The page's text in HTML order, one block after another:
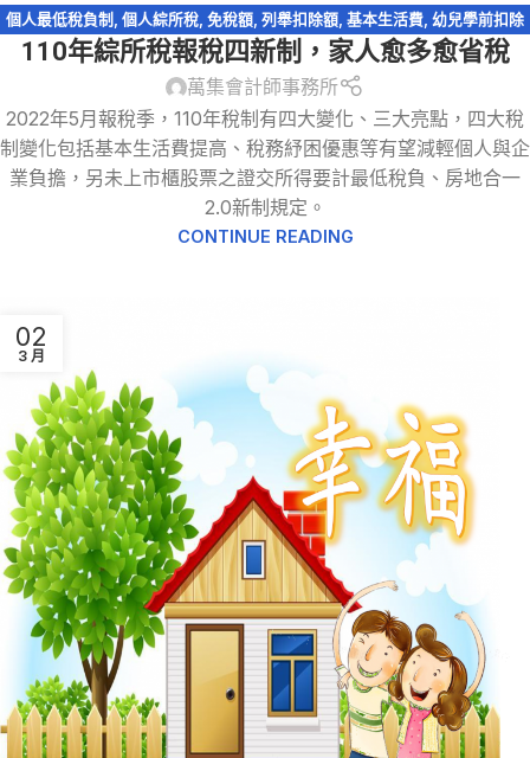
個人最低稅負制 個人綜所稅 免稅額 列舉扣除額 基本生活費 幼兒學前扣除
,扶養親屬扣除額 ,捐贈,教育學費特別扣除額 標準扣除額,稅務法規,綜所稅
免稅額,綜所稅身心障礙扣除額,股利收入
110年綜所稅報稅四新制，家人愈多愈省稅
萬集會計師事務所
2022年5月報稅季，110年稅制有四大變化、三大亮點，四大稅
制變化包括基本生活費提高、稅務紓困優惠等有望減輕個人與企
業負擔，另未上市櫃股票之證交所得要計最低稅負、房地合一
2.0新制規定。
CONTINUE READING
02
3 月